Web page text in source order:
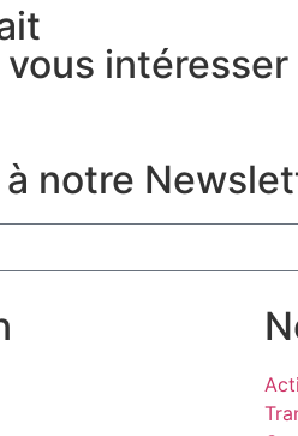
intéresser
notre